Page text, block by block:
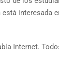
interesada
Internet.